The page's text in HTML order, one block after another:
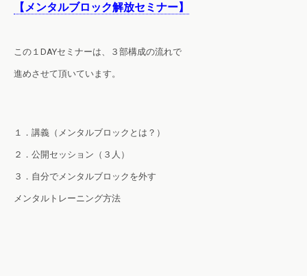
【メンタルブロック解放セミナー】
この１DAYセミナーは、３部構成の流れで
進めさせて頂いています。
１．講義（メンタルブロックとは？）
２．公開セッション（３人）
３．自分でメンタルブロックを外す
メンタルトレーニング方法